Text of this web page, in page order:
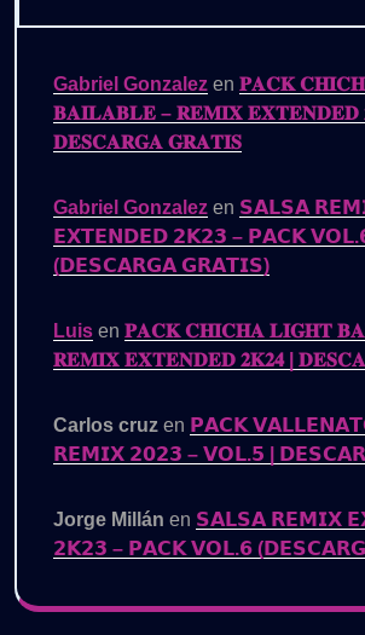
Gabriel Gonzalez en 𝐏𝐀𝐂𝐊
𝐁𝐀𝐈𝐋𝐀𝐁𝐋𝐄 – 𝐑𝐄𝐌𝐈𝐗 𝐄𝐗𝐓𝐄𝐍𝐃𝐄𝐃
𝐃𝐄𝐒𝐂𝐀𝐑𝐆𝐀 𝐆𝐑𝐀𝐓𝐈𝐒
Gabriel Gonzalez en 𝗦𝗔𝗟𝗦𝗔
𝗘𝗫𝗧𝗘𝗡𝗗𝗘𝗗 𝟮𝗞𝟮𝟯 – 𝗣𝗔𝗖𝗞
(𝗗𝗘𝗦𝗖𝗔𝗥𝗚𝗔 𝗚𝗥𝗔𝗧𝗜𝗦)
Luis en 𝐏𝐀𝐂𝐊 𝐂𝐇𝐈𝐂𝐇𝐀 𝐋𝐈𝐆𝐇𝐓
𝐑𝐄𝐌𝐈𝐗 𝐄𝐗𝐓𝐄𝐍𝐃𝐄𝐃 𝟐𝐊𝟐𝟒 |
Carlos cruz en 𝗣𝗔𝗖𝗞
𝗥𝗘𝗠𝗜𝗫 𝟮𝟬𝟮𝟯 – 𝗩𝗢𝗟.𝟱 |
Jorge Millán en 𝗦𝗔𝗟𝗦𝗔 𝗥𝗘𝗠𝗜𝗫
𝟮𝗞𝟮𝟯 – 𝗣𝗔𝗖𝗞 𝗩𝗢𝗟.𝟲